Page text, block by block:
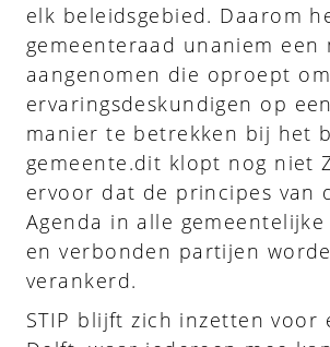
elk beleidsgebied. Daarom
gemeenteraad unaniem een
aangenomen die oproept om
ervaringsdeskundigen op
manier te betrekken bij het
gemeente.dit klopt nog niet
ervoor dat de principes van
Agenda in alle
en verbonden partijen
verankerd.
STIP blijft zich inzetten voor